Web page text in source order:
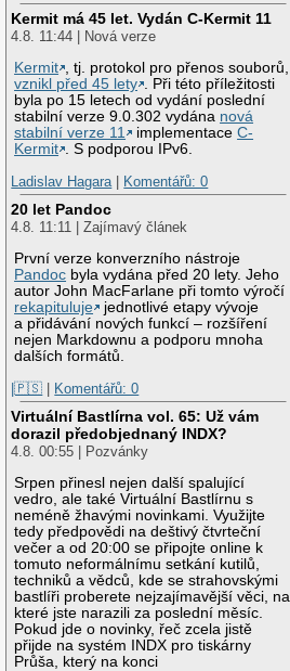
Kermit má 45 let. Vydán C-Kermit 11
4.8. 11:44 | Nová verze
Kermit , tj. protokol pro přenos souborů,
vznikl před 45 lety . Při této příležitosti
byla po 15 letech od vydání poslední
stabilní verze 9.0.302 vydána nová
stabilní verze 11
implementaceC-
Kermit . S podporou IPv6.
Ladislav Hagara | Komentářů: 0
20 let Pandoc
4.8. 11:11 | Zajímavý článek
První verze konverzního nástroje
Pandoc byla vydána před 20 lety. Jeho
autor John MacFarlane při tomto výročí
rekapituluje
jednotlivé etapy vývoje
a přidávání nových funkcí – rozšíření
nejen Markdownu a podporu mnoha
dalších formátů.
|🇵🇸 | Komentářů: 0
Virtuální Bastlírna vol. 65: Už vám
dorazil předobjednaný INDX?
4.8. 00:55 | Pozvánky
Srpen přinesl nejen další spalující
vedro, ale také Virtuální Bastlírnu s
neméně žhavými novinkami. Využijte
tedy předpovědi na deštivý čtvrteční
večer a od 20:00 se připojte online k
tomuto neformálnímu setkání kutilů,
techniků a vědců, kde se strahovskými
bastlíři proberete nejzajímavější věci, na
které jste narazili za poslední měsíc.
Pokud jde o novinky, řeč zcela jistě
přijde na systém INDX pro tiskárny
Průša, který na konci